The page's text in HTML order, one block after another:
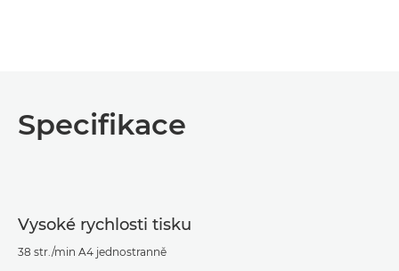
Specifikace
Vysoké rychlosti tisku
38 str./min A4 jednostranně